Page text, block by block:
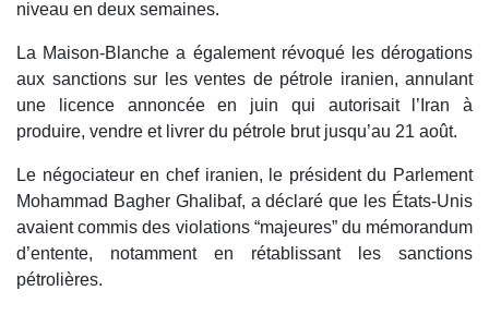
niveau en deux semaines.
La Maison-Blanche a également révoqué les dérogations
aux sanctions sur les ventes de pétrole iranien, annulant
une licence annoncée en juin qui autorisait l’Iran à
produire, vendre et livrer du pétrole brut jusqu’au 21 août.
Le négociateur en chef iranien, le président du Parlement
Mohammad Bagher Ghalibaf, a déclaré que les États-Unis
avaient commis des violations “majeures” du mémorandum
d’entente, notamment en rétablissant les sanctions
pétrolières.